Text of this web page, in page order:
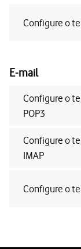
Configure o
E-mail
Configure o
POP3
Configure o
IMAP
Configure o